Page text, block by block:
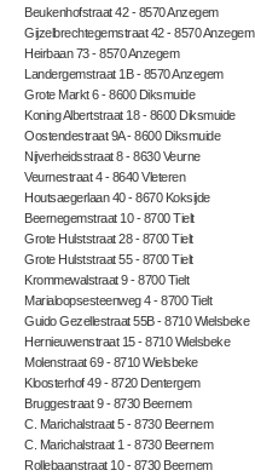
Beukenhofstraat 42 - 8570 Anzegem
Gijzelbrechtegemstraat 42 - 8570 Anzegem
Heirbaan 73 - 8570 Anzegem
Landergemstraat 1B - 8570 Anzegem
Grote Markt 6 - 8600 Diksmuide
Koning Albertstraat 18 - 8600 Diksmuide
Oostendestraat 9A - 8600 Diksmuide
Nijverheidsstraat 8 - 8630 Veurne
Veurnestraat 4 - 8640 Vleteren
Houtsaegerlaan 40 - 8670 Koksijde
Beernegemstraat 10 - 8700 Tielt
Grote Hulststraat 28 - 8700 Tielt
Grote Hulststraat 55 - 8700 Tielt
Krommewalstraat 9 - 8700 Tielt
Marialoopsesteenweg 4 - 8700 Tielt
Guido Gezellestraat 55B - 8710 Wielsbeke
Hernieuwenstraat 15 - 8710 Wielsbeke
Molenstraat 69 - 8710 Wielsbeke
Kloosterhof 49 - 8720 Dentergem
Bruggestraat 9 - 8730 Beernem
C. Marichalstraat 5 - 8730 Beernem
C. Marichalstraat 1 - 8730 Beernem
Rollebaanstraat 10 - 8730 Beernem